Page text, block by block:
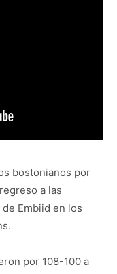
bostonianos por
a las
Embiid en los
por 108-100 a